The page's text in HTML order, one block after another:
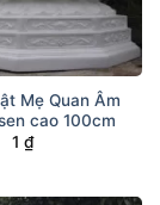
Mẹ Quan Âm
cao 100cm
1 ₫